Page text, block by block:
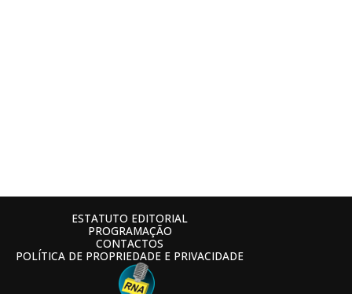
ESTATUTO EDITORIAL
PROGRAMAÇÃO
CONTACTOS
POLÍTICA DE PROPRIEDADE E PRIVACIDADE